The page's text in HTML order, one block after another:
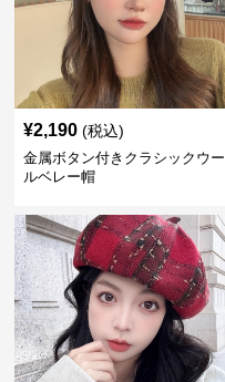
¥2,190 (税込)
金属ボタン付きクラシックウー
ルベレー帽